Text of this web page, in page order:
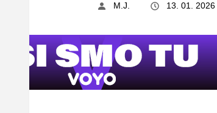
M.J. 13. 01.